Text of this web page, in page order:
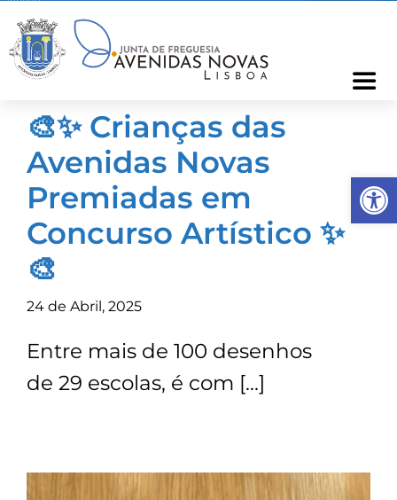
content
Freguesia
Cartão Freguês
Informações
Notícias
Ocorrências
TRANSPARÊNCIA
🎨✨ Crianças das
Avenidas Novas
Premiadas em
Concurso Artístico ✨
🎨
24 de Abril, 2025
Entre mais de 100 desenhos
de 29 escolas, é com […]